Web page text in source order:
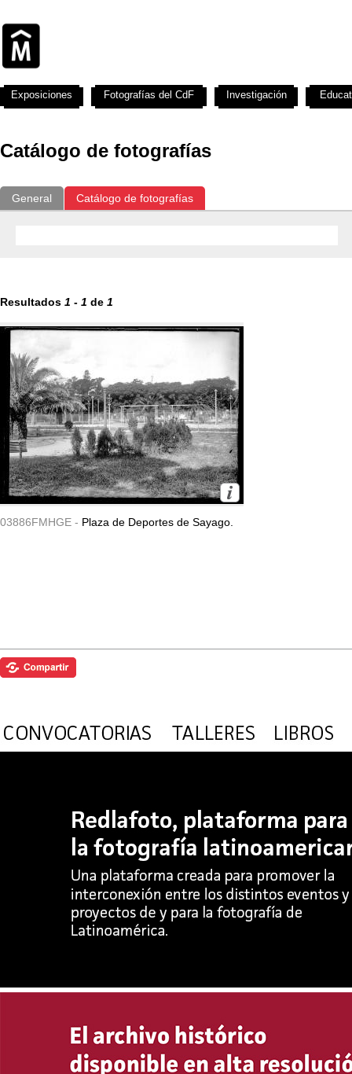
Catálogo de fotografías
General Catálogo de fotografías
Resultados 1 - 1 de 1
03886FMHGE - Plaza de Deportes de Sayago.
Exposiciones Fotografías del CdF Investigación